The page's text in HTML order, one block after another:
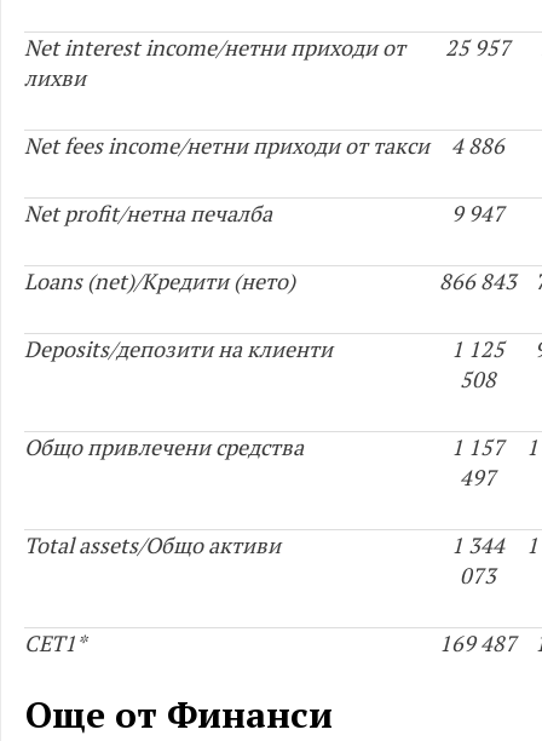
Net interest income/нетни приходи от
лихви
25 957
Net fees income/нетни приходи от такси 4 886
Net profit/нетна печалба 9 947
Loans (net)/Кредити (нето) 866 843
Deposits/депозити на клиенти
1 125
508
Общо привлечени средства
1 157
497
Total assets/Общо активи
1 344
073
CET1* 169 487
Още от Финанси